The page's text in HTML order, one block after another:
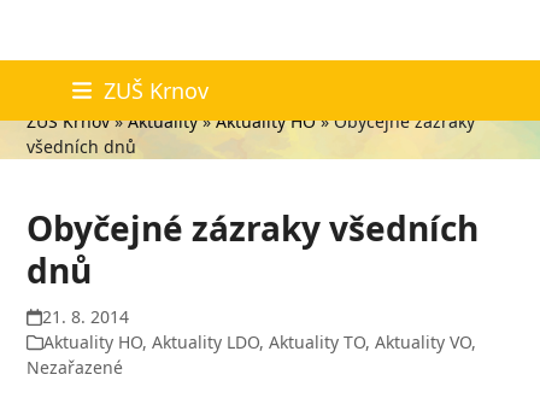
content
ZUŠ Krnov
Aktuality
ZUŠ Krnov»Aktuality»Aktuality HO»Obyčejné zázraky
všedních dnů
Obyčejné zázraky všedních
dnů
21. 8. 2014
Aktuality HO,Aktuality LDO,Aktuality TO,Aktuality VO,
Nezařazené